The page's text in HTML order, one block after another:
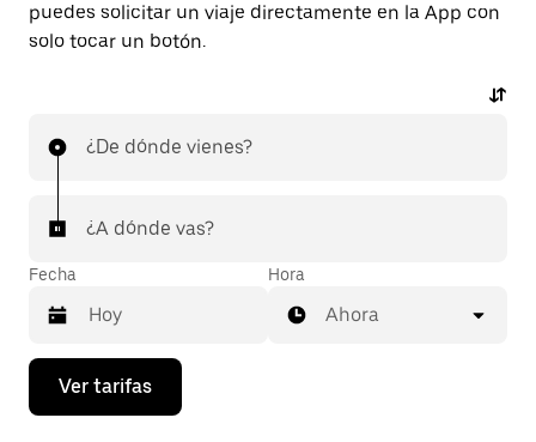
puedes solicitar un viaje directamente en la App con
solo tocar un botón.
¿De dónde vienes?
¿A dónde vas?
Fecha
Presiona
flecha
Hora
Ahora
Ver tarifas